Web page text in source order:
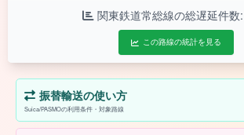
関東鉄道常総線の総遅延件数:
この路線の統計を見る
振替輸送の使い方
Suica/PASMOの利用条件・対象路線